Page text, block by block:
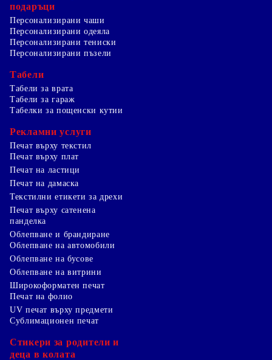
подаръци
Персонализирани чаши
Персонализирани одеяла
Персонализирани тениски
Персонализирани пъзели
Табели
Табели за врата
Табели за гараж
Табелки за пощенски кутии
Рекламни услуги
Печат върху текстил
Печат върху плат
Печат на ластици
Печат на дамаска
Текстилни етикети за дрехи
Печат върху сатенена
панделка
Облепване и брандиране
Облепване на автомобили
Облепване на бусове
Облепване на витрини
Широкоформатен печат
Печат на фолио
UV печат върху предмети
Сублимационен печат
Стикери за родители и
деца в колата